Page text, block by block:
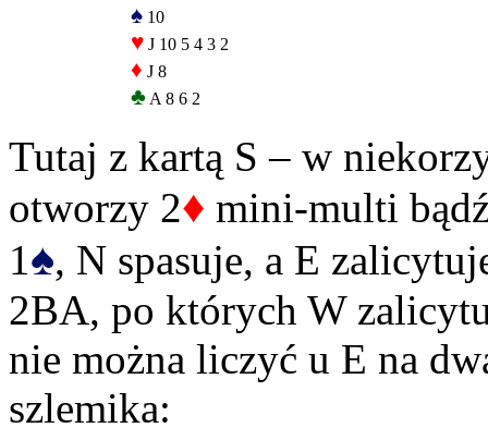
♠ 10
♥ J 10 5 4 3 2
♦ J 8
♣ A 8 6 2
Tutaj z kartą S – w
otworzy 2♦ mini-multi bądź
1 ♠, N spasuje, a E
2BA, po których W
nie można liczyć u E na
szlemika: